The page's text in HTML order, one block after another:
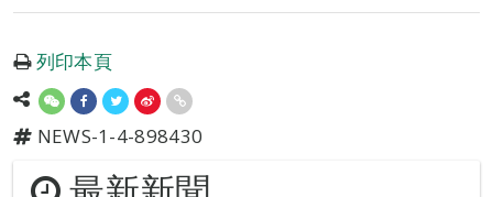
列印本頁
NEWS-1-4-898430